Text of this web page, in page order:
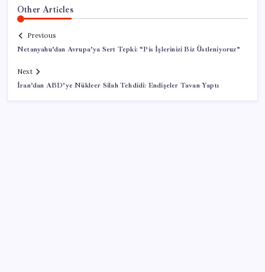
Other Articles
Previous
Netanyahu’dan Avrupa’ya Sert Tepki: “Pis İşlerinizi Biz Üstleniyoruz”
Next
İran’dan ABD’ye Nükleer Silah Tehdidi: Endişeler Tavan Yaptı